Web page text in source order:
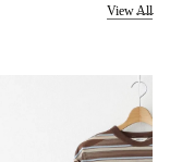
View All